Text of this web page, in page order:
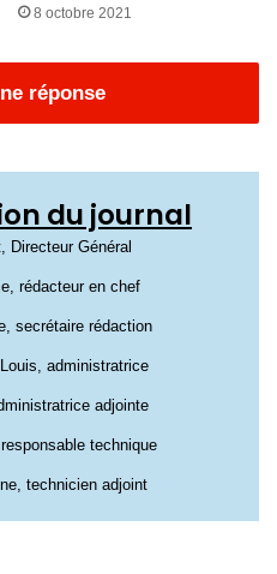
8 octobre 2021
réponse
du journal
Directeur Général
rédacteur en chef
secrétaire rédaction
administratrice
adjointe
technique
technicien adjoint